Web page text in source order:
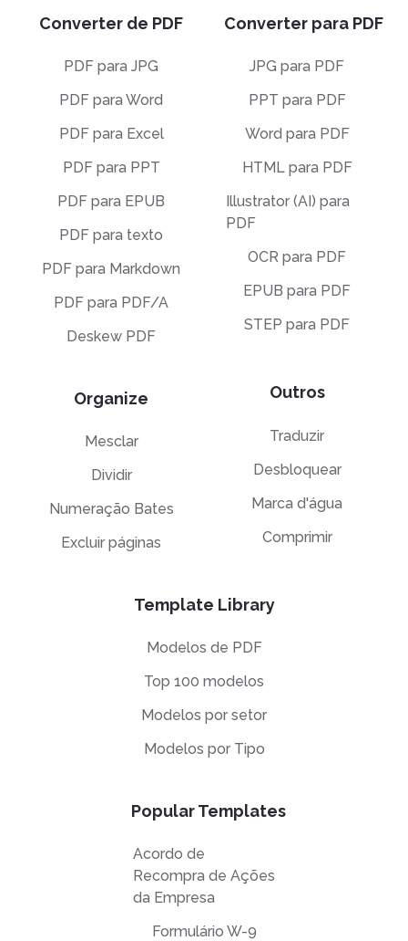
Converter de PDF
PDF para JPG
PDF para Word
PDF para Excel
PDF para PPT
PDF para EPUB
PDF para texto
PDF para Markdown
PDF para PDF/A
Deskew PDF
Organize
Mesclar
Dividir
Numeração Bates
Excluir páginas
Converter para PDF
JPG para PDF
PPT para PDF
Word para PDF
HTML para PDF
Illustrator (AI) para
PDF
OCR para PDF
EPUB para PDF
STEP para PDF
Outros
Traduzir
Desbloquear
Marca d'água
Comprimir
Template Library
Modelos de PDF
Top 100 modelos
Modelos por setor
Modelos por Tipo
Popular Templates
Acordo de
Recompra de Ações
da Empresa
Formulário W-9